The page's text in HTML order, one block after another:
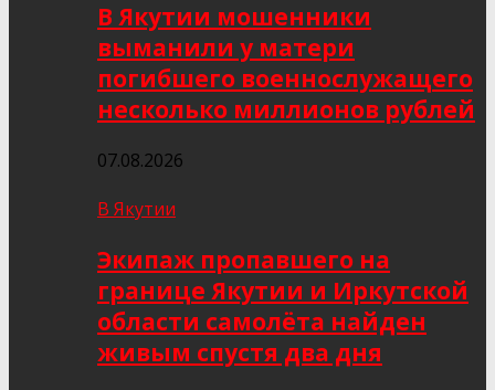
В Якутии мошенники
выманили у матери
погибшего военнослужащего
несколько миллионов рублей
07.08.2026
В Якутии
Экипаж пропавшего на
границе Якутии и Иркутской
области самолёта найден
живым спустя два дня